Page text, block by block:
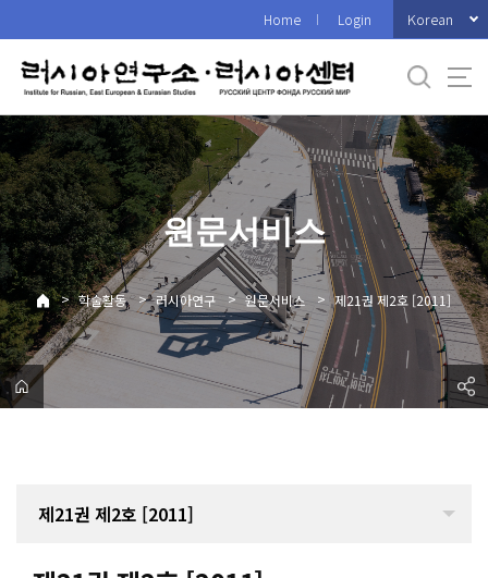
로
메
뉴
Home Login Korean
원문서비스
> 학술활동 > 러시아연구 > 원문서비스 > 제21권 제2호 [2011]
제21권 제2호 [2011]